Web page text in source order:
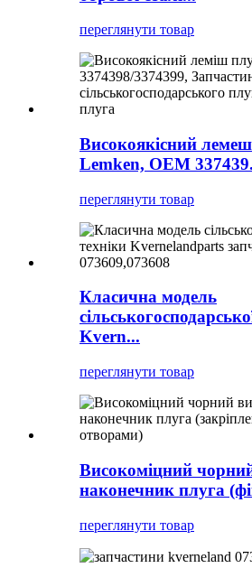
переглянути товар
Високоякісний
Lemken, OEM
переглянути товар
Класична модель
Kvern...
переглянути товар
Високоміцний
наконечник плуга
переглянути товар